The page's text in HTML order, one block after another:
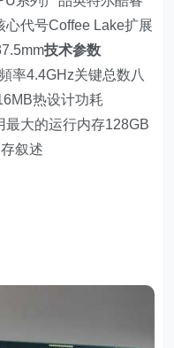
代号Coffee Lake扩展
技术参数
率4.4GHz关键总数八
热设计功耗
最大的运行内存128GB
叙述